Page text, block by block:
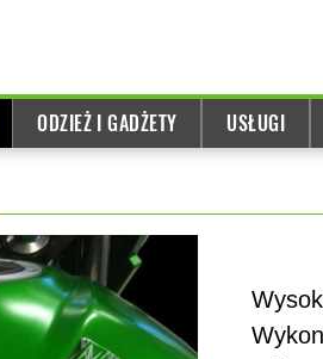
ODZIEŻ I GADŻETY USŁUGI